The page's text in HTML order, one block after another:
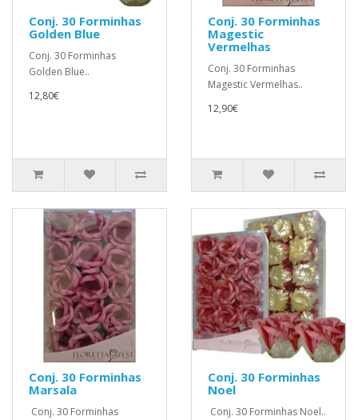
Conj. 30 Forminhas
Golden Blue
Conj. 30 Forminhas
Golden Blue..
12,80€
Conj. 30 Forminhas
Magestic
Vermelhas
Conj. 30 Forminhas
Magestic Vermelhas..
12,90€
Conj. 30 Forminhas
Marsala
Conj. 30 Forminhas
Conj. 30 Forminhas
Noel
Conj. 30 Forminhas Noel..